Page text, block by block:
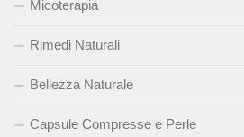
Micoterapia
Rimedi Naturali
Bellezza Naturale
Capsule Compresse e Perle